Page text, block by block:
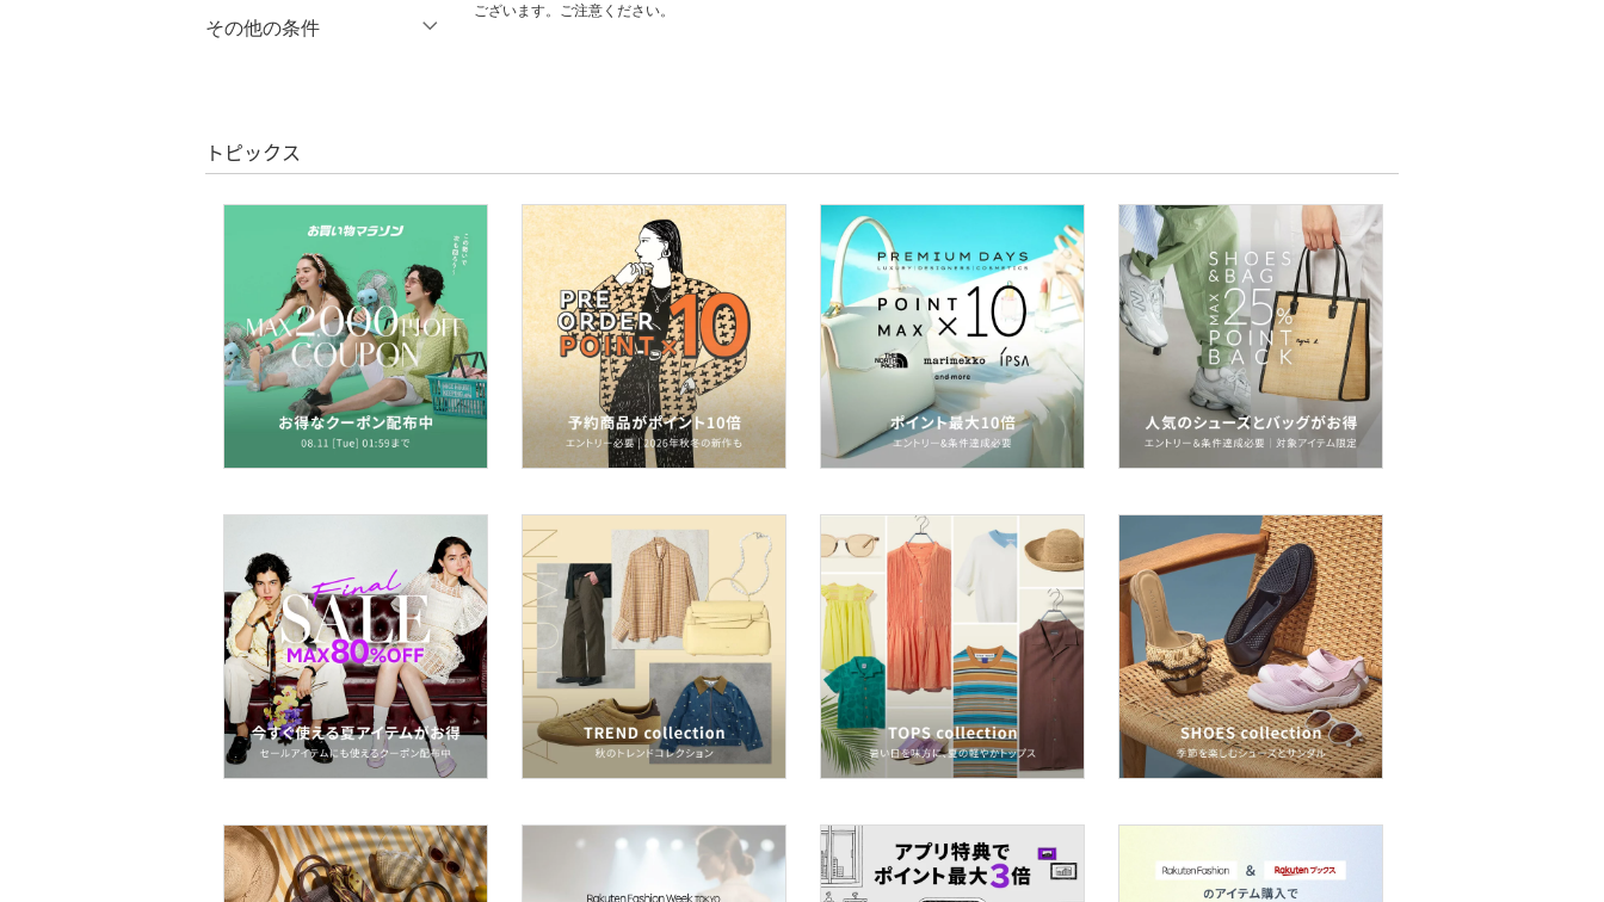
シューズ・靴
アクセサリー・腕時計
財布・ポーチ・ケース
帽子
ヘアアクセサリー
マタニティウェア・ベビ
スーツ・フォーマル
水着・スイムグッズ
着物・浴衣・和装小物
スキンケア
ベースメイク
メイクアップ
ネイル
絞り込み
％OFF～ ％OFF
その他の条件
クリア 絞り込み
ございます。ご注意ください。
トピックス